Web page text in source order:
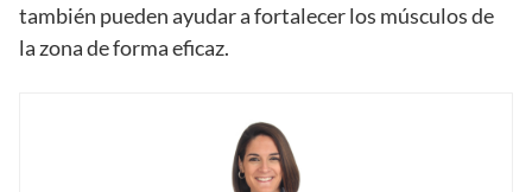
también pueden ayudar a fortalecer los músculos de
la zona de forma eficaz.